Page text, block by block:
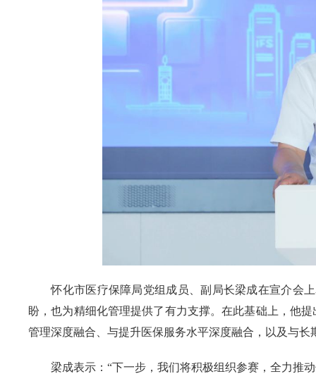
怀化市医疗保障局党组成员、副局长梁成在宣介会
盼，也为精细化管理提供了有力支撑。在此基础上，他
管理深度融合、与提升医保服务水平深度融合，以及与长
梁成表示：“下一步，我们将积极组织参赛，全力推